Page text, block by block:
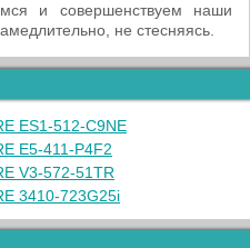
и совершенствуем наши
не стесняясь.
ES1-512-C9NE
E5-411-P4F2
V3-572-51TR
3410-723G25i